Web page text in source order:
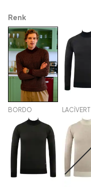
Renk
BORDO LACİVERT